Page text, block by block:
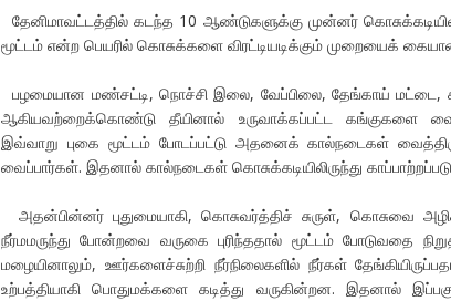
தேனிமாவட்டத்தில் கடந்த 10 ஆண்டுகளுக்கு முன்னர்
மூட்டம் என்ற பெயரில் கொசுக்களை விரட்டியடிக்கும் முறையைக்
பழமையான மண்சட்டி, நொச்சி இலை, வேப்பிலை, தேங்காய்
ஆகியவற்றைக்கொண்டு தீயினால் உருவாக்கப்பட்ட கங்குகளை
இவ்வாறு புகை மூட்டம் போடப்பட்டு அதனைக் கால்நடைகள்
வைப்பார்கள். இதனால் கால்நடைகள் கொசுக்கடியிலிருந்து
அதன்பின்னர் புதுமையாகி, கொசுவர்த்திச் சுருள், கொசுவை
நீர்மமருந்து போன்றவை வருகை புரிந்ததால் மூட்டம் போடுவதை
மழையினாலும், ஊர்களைச்சுற்றி நீர்நிலைகளில் நீர்கள்
உற்பத்தியாகி பொதுமக்களை கடித்து வருகின்றன. இதனால்